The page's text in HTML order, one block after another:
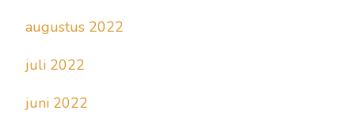
augustus 2022
juli 2022
juni 2022